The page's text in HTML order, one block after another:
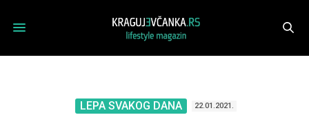
LEPA SVAKOG DANA 22.01.2021.